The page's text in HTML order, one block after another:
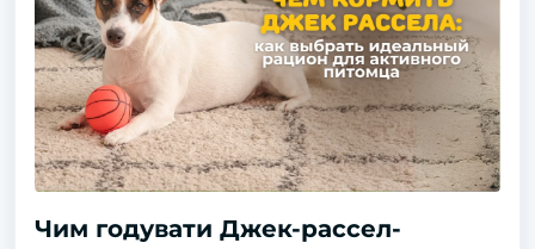
Чим годувати Джек-рассел-